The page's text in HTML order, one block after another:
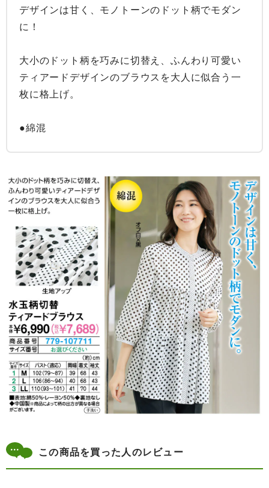
デザインは甘く、モノトーンのドット柄でモダン
に！
大小のドット柄を巧みに切替え、ふんわり可愛い
ティアードデザインのブラウスを大人に似合う一
枚に格上げ。
●綿混
この商品を買った人のレビュー